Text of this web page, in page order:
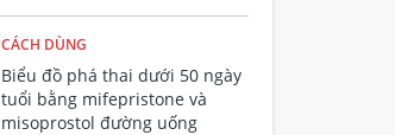
CÁCH DÙNG
Biểu đồ phá thai dưới 50 ngày
tuổi bằng mifepristone và
misoprostol đường uống